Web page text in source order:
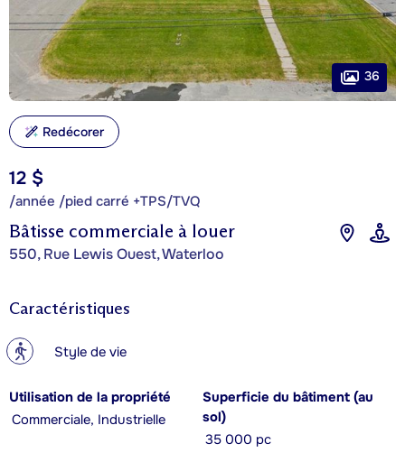
Bâtisse commerciale à louer
550, Rue Lewis Ouest, Waterloo
12 $
/année /pied carré +TPS/TVQ
36
Redécorer
Caractéristiques
? Style de vie
Utilisation de la propriété
Commerciale, Industrielle
Superficie du bâtiment (au
sol)
35 000 pc